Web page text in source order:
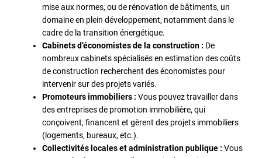
mise aux normes, ou de rénovation de bâtiments, un
domaine en plein développement, notamment dans le
cadre de la transition énergétique.
Cabinets d’économistes de la construction : De
nombreux cabinets spécialisés en estimation des coûts
de construction recherchent des économistes pour
intervenir sur des projets variés.
Promoteurs immobiliers : Vous pouvez travailler dans
des entreprises de promotion immobilière, qui
conçoivent, financent et gèrent des projets immobiliers
(logements, bureaux, etc.).
Collectivités locales et administration publique : Vous